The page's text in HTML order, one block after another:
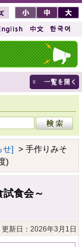
せ] > 手作りみそ
)
食会～
更新日：2026年3月1日